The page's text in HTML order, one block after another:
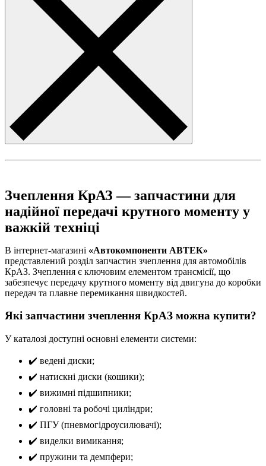
Зчеплення КрАЗ — запчастини для
надійної передачі крутного моменту у
важкій техніці
В інтернет-магазині «Автокомпоненти АВТЕК»
представлений розділ запчастин зчеплення для автомобілів
КрАЗ. Зчеплення є ключовим елементом трансмісії, що
забезпечує передачу крутного моменту від двигуна до коробки
передач та плавне перемикання швидкостей.
Які запчастини зчеплення КрАЗ можна купити?
У каталозі доступні основні елементи системи:
✔️ ведені диски;
✔️ натискні диски (кошики);
✔️ вижимні підшипники;
✔️ головні та робочі циліндри;
✔️ ПГУ (пневмогідроусилювачі);
✔️ виделки вимикання;
✔️ пружини та демпфери;